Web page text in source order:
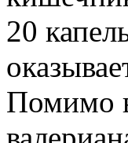
20
Помимо